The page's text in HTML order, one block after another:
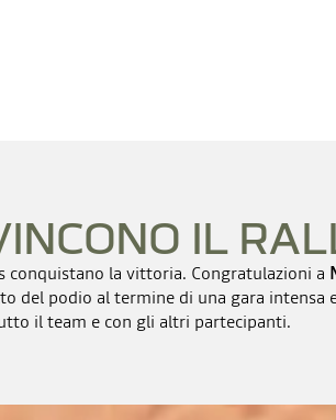
IL
conquistano la vittoria. Congratulazioni a
del podio al termine di una gara intensa
il team e con gli altri partecipanti.